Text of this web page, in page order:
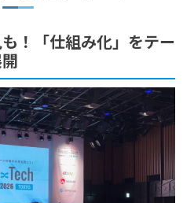
！「仕組み化」をテー